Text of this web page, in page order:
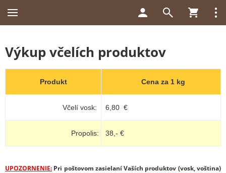
Výkup včelích produktov
Produkt Cena za 1 kg
Včelí vosk: 6,80 €
Propolis: 38,- €
UPOZORNENIE: Pri poštovom zasielaní Vaších produktov (vosk, voština)